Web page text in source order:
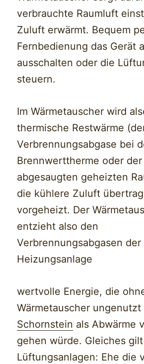
verbrauchte Raumluft
Zuluft erwärmt. Bequem
Fernbedienung das Gerät
ausschalten oder die
steuern.
Im Wärmetauscher wird
thermische Restwärme
Verbrennungsabgase bei
Brennwerttherme oder der
abgesaugten geheizten
die kühlere Zuluft
vorgeheizt. Der
entzieht also den
Verbrennungsabgasen der
Heizungsanlage
wertvolle Energie, die
Wärmetauscher
Schornstein als Abwärme
gehen würde. Gleiches
Lüftungsanlagen: Ehe die